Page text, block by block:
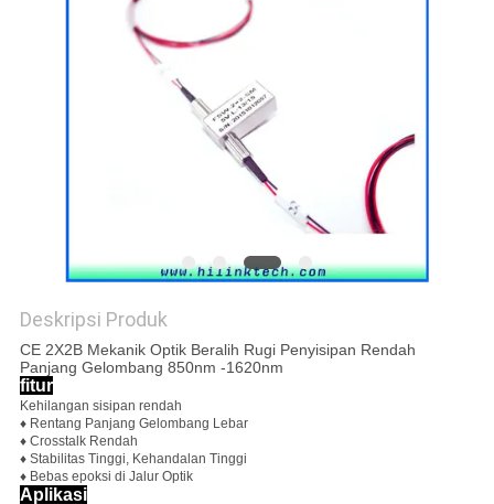
Deskripsi Produk
CE 2X2B Mekanik Optik Beralih Rugi Penyisipan Rendah
Panjang Gelombang 850nm -1620nm
fitur
Kehilangan sisipan rendah
♦ Rentang Panjang Gelombang Lebar
♦ Crosstalk Rendah
♦ Stabilitas Tinggi, Kehandalan Tinggi
♦ Bebas epoksi di Jalur Optik
Aplikasi